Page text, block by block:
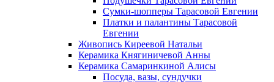
Сумки-шопперы Тарасовой Евгении
Платки и палантины Тарасовой
Евгении
Живопись Киреевой Натальи
Керамика Княгиничевой Анны
Керамика Самаринкиной Алисы
Посуда, вазы, сундучки